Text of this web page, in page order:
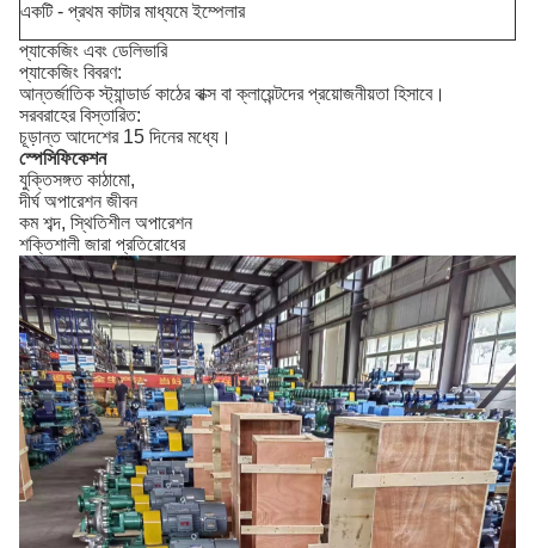
একটি - প্রথম কাটার মাধ্যমে ইম্পেলার
প্যাকেজিং এবং ডেলিভারি
প্যাকেজিং বিবরণ:
আন্তর্জাতিক স্ট্যান্ডার্ড কাঠের বাক্স বা ক্লায়েন্টদের প্রয়োজনীয়তা হিসাবে।
সরবরাহের বিস্তারিত:
চূড়ান্ত আদেশের 15 দিনের মধ্যে।
স্পেসিফিকেশন
যুক্তিসঙ্গত কাঠামো,
দীর্ঘ অপারেশন জীবন
কম শব্দ, স্থিতিশীল অপারেশন
শক্তিশালী জারা প্রতিরোধের